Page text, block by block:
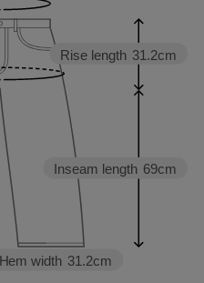
Inseam length 69cm
Rise length 31.2cm
Hem width 31.2cm